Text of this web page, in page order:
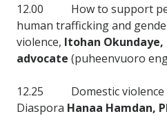
12.00 How to support
human trafficking and
violence, Itohan Okundaye,
advocate (puheenvuoro
12.25 Domestic violence
Diaspora Hanaa Hamdan,